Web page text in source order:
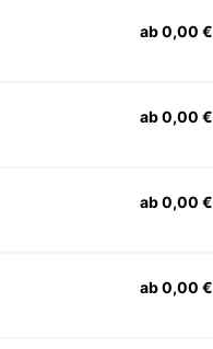
ab 0,00 €
ab 0,00 €
ab 0,00 €
ab 0,00 €